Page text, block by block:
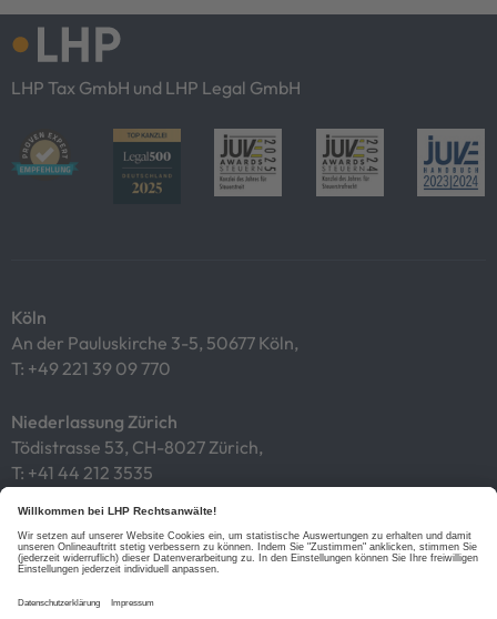
LHP Tax GmbH und LHP Legal GmbH
Köln
An der Pauluskirche 3-5, 50677 Köln,
T: +49 221 39 09 770
Niederlassung Zürich
Tödistrasse 53, CH-8027 Zürich,
T: +41 44 212 3535